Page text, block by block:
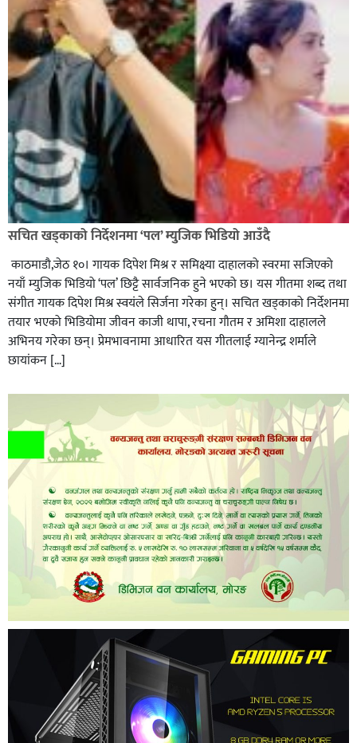
सचित खड्काको निर्देशनमा ‘पल’ म्युजिक भिडियो आउँदै
काठमाडौ,जेठ १०। गायक दिपेश मिश्र र समिक्ष्या दाहालको स्वरमा सजिएको
नयाँ म्युजिक भिडियो ‘पल’ छिट्टै सार्वजनिक हुने भएको छ। यस गीतमा शब्द तथा
संगीत गायक दिपेश मिश्र स्वयंले सिर्जना गरेका हुन्। सचित खड्काको निर्देशनमा
तयार भएको भिडियोमा जीवन काजी थापा, रचना गौतम र अमिशा दाहालले
अभिनय गरेका छन्। प्रेमभावनामा आधारित यस गीतलाई ग्यानेन्द्र शर्माले
छायांकन […]